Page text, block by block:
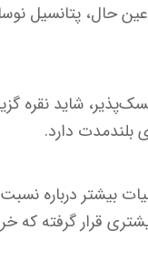
عین حال،
شاید نقره
بلندمدت دارد.
بیشتر درباره
قرار گرفته که